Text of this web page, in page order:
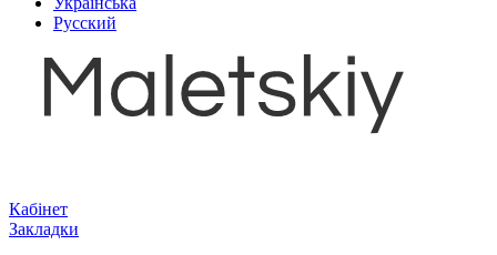
Русский
Кабінет
Закладки